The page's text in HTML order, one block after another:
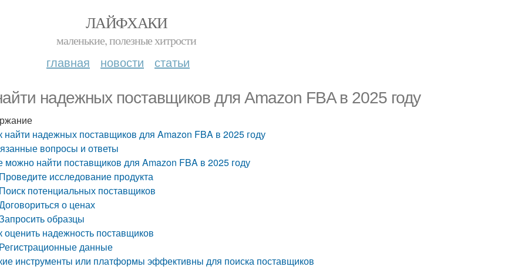
ЛАЙФХАКИ
маленькие, полезные хитрости
главная новости статьи
надежных поставщиков для Amazon FBA в 2025 году
найти надежных поставщиков для Amazon FBA в 2025 году
вопросы и ответы
можно найти поставщиков для Amazon FBA в 2025 году
Проведите исследование продукта
Поиск потенциальных поставщиков
о ценах
образцы
оценить надежность поставщиков
Регистрационные данные
инструменты или платформы эффективны для поиска поставщиков